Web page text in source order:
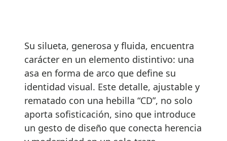
Su silueta, generosa y fluida, encuentra
carácter en un elemento distintivo: una
asa en forma de arco que define su
identidad visual. Este detalle, ajustable y
rematado con una hebilla “CD”, no solo
aporta sofisticación, sino que introduce
un gesto de diseño que conecta herencia